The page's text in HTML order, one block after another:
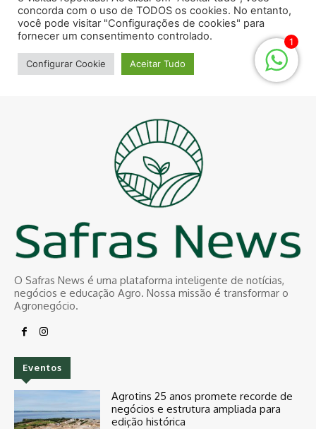
O Safras News é uma plataforma inteligente de notícias,
negócios e educação Agro. Nossa missão é transformar o
Agronegócio.
Eventos
Agrotins 25 anos promete recorde de
negócios e estrutura ampliada para
edição histórica